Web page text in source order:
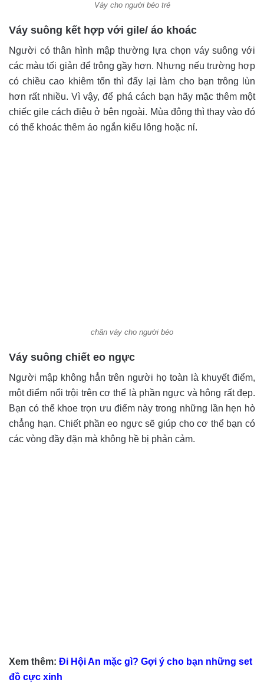
Váy cho người béo trẻ
Váy suông kết hợp với gile/ áo khoác
Người có thân hình mập thường lựa chọn váy suông với
các màu tối giản để trông gầy hơn. Nhưng nếu trường hợp
có chiều cao khiêm tốn thì đấy lại làm cho bạn trông lùn
hơn rất nhiều. Vì vậy, để phá cách bạn hãy mặc thêm một
chiếc gile cách điệu ở bên ngoài. Mùa đông thì thay vào đó
có thể khoác thêm áo ngắn kiểu lông hoặc nỉ.
chân váy cho người béo
Váy suông chiết eo ngực
Người mập không hẳn trên người họ toàn là khuyết điểm,
một điểm nổi trội trên cơ thể là phần ngực và hông rất đẹp.
Bạn có thể khoe trọn ưu điểm này trong những lần hẹn hò
chẳng hạn. Chiết phần eo ngực sẽ giúp cho cơ thể bạn có
các vòng đầy đặn mà không hề bị phản cảm.
Xem thêm: Đi Hội An mặc gì? Gợi ý cho bạn những set
đồ cực xinh